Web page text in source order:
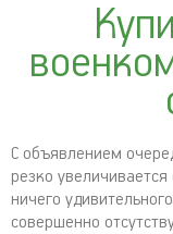
С объявлением
резко
ничего
совершенно